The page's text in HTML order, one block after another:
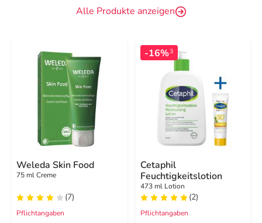
Alle Produkte anzeigen
Weleda Skin Food
75 ml Creme
(7)
Pflichtangaben
-16%3
Cetaphil
Feuchtigkeitslotion
473 ml Lotion
(2)
Pflichtangaben